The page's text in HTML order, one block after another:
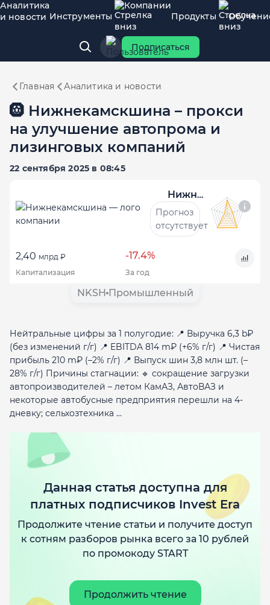
Аналитика
и новости Инструменты
Компании
Продукты
Подписаться
Главная Аналитика и новости
🛞 Нижнекамскшина – прокси
на улучшение автопрома и
лизинговых компаний
22 сентября 2025 в 08:45
Нижнекамскшина
Прогноз
отсутствует
2,40 млрд ₽ -17.4%
Капитализация За год
NKSH Промышленный
Нейтральные цифры за 1 полугодие: 📍 Выручка 6,3 b₽
(без изменений г/г) 📍 EBITDA 814 m₽ (+6% г/г) 📍 Чистая
прибыль 210 m₽ (–2% г/г) 📍 Выпуск шин 3,8 млн шт. (–
28% г/г) Причины стагнации: 🔹 сокращение загрузки
автопроизводителей – летом КамАЗ, АвтоВАЗ и
некоторые автобусные предприятия перешли на 4-
дневку; сельхозтехника ...
Данная статья доступна для
платных подписчиков Invest Era
Продолжите чтение статьи и получите доступ
к сотням разборов рынка всего за 10 рублей
по промокоду START
Продолжить чтение